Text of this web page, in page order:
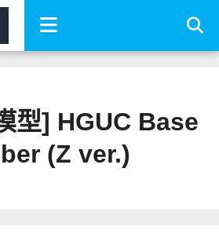
型] HGUC Base
(Z ver.)